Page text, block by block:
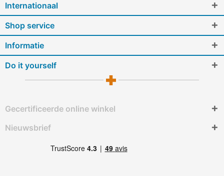
Internationaal
Shop service
Informatie
Do it yourself
Gecertificeerde online winkel
Nieuwsbrief